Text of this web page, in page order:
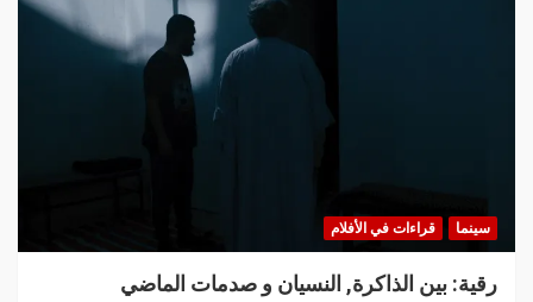
سينما قراءات في الأفلام
رقية: بين الذاكرة, النسيان و صدمات الماضي